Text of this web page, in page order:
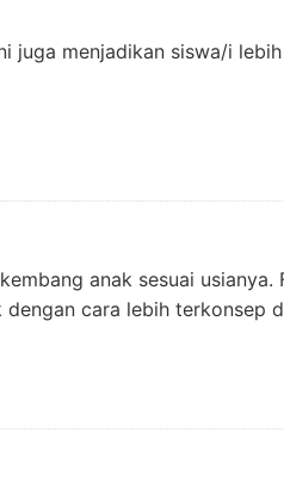
juga menjadikan siswa/i
anak sesuai usianya.
cara lebih terkonsep